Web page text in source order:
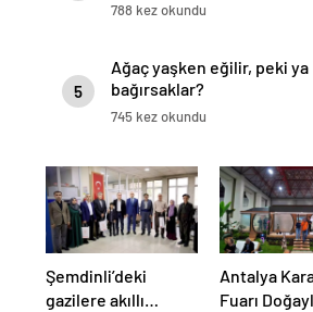
788 kez okundu
5
Ağaç yaşken eğilir, peki ya
bağırsaklar?
745 kez okundu
Şemdinli’deki
gazilere akıllı
Antalya
Fuarı